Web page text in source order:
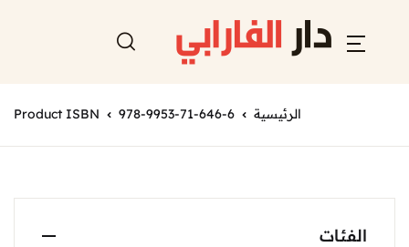
الرئيسية Product ISBN 978-9953-71-646-6
الفئات